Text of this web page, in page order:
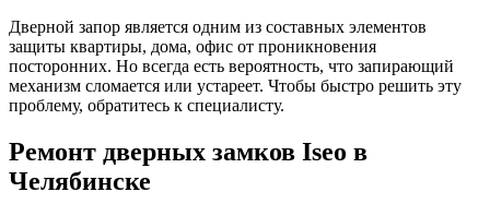
Дверной запор является одним из составных элементов
защиты квартиры, дома, офис от проникновения
посторонних. Но всегда есть вероятность, что запирающий
механизм сломается или устареет. Чтобы быстро решить эту
проблему, обратитесь к специалисту.
Ремонт дверных замков Iseo в
Челябинске